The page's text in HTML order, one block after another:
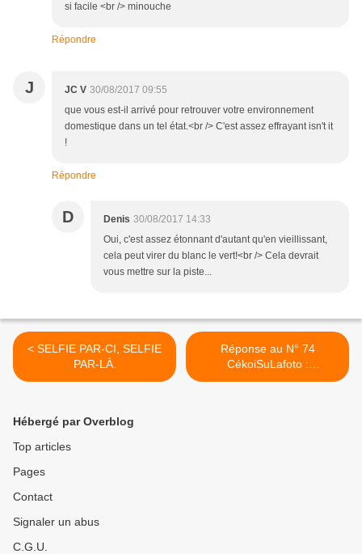
si facile <br /> minouche
Répondre
J JC V 30/08/2017 09:55
que vous est-il arrivé pour retrouver votre environnement
domestique dans un tel état.<br /> C'est assez effrayant isn't it
!
Répondre
D Denis 30/08/2017 14:33
Oui, c'est assez étonnant d'autant qu'en vieillissant,
cela peut virer du blanc le vert!<br /> Cela devrait
vous mettre sur la piste...
< SELFIE PAR-CI, SELFIE
PAR-LÀ.
Réponse au N° 74
CékoiSuLafoto :
Spathiphyllum Wallisii >
Hébergé par Overblog
Top articles
Pages
Contact
Signaler un abus
C.G.U.